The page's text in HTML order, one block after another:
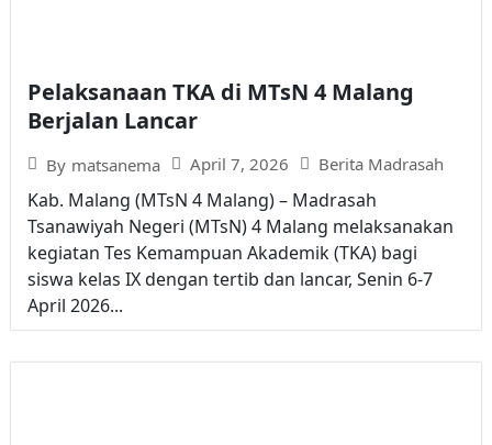
Pelaksanaan TKA di MTsN 4 Malang
Berjalan Lancar
By matsanema April 7, 2026 Berita Madrasah
Kab. Malang (MTsN 4 Malang) – Madrasah
Tsanawiyah Negeri (MTsN) 4 Malang melaksanakan
kegiatan Tes Kemampuan Akademik (TKA) bagi
siswa kelas IX dengan tertib dan lancar, Senin 6-7
April 2026...